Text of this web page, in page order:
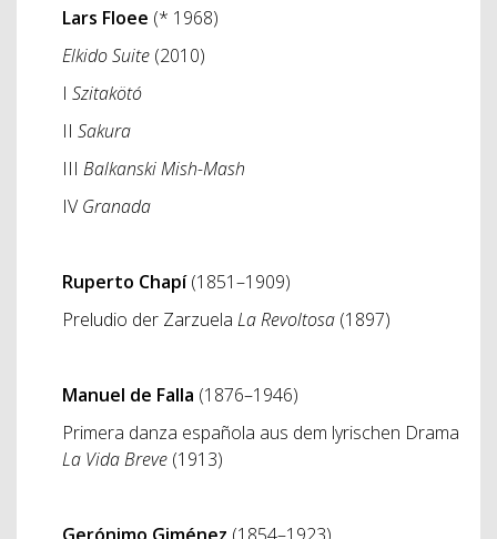
Lars Floee (* 1968)
Elkido Suite (2010)
I Szitakötó
II Sakura
III Balkanski Mish-Mash
IV Granada
Ruperto Chapí(1851–1909)
Preludio der Zarzuela La Revoltosa (1897)
Manuel de Falla (1876–1946)
Primera danza española aus dem lyrischen Drama
La Vida Breve (1913)